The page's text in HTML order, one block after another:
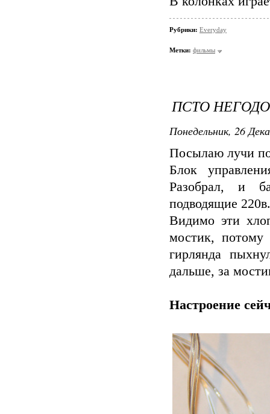
Рубрики: Everyday
Метки: фильмы
ПСТО
Понедельник, 26
Посылаю лучи
Блок
Разобрал, и
подводящие
Видимо эти
мостик, потому
гирлянда
дальше, за
Настроение